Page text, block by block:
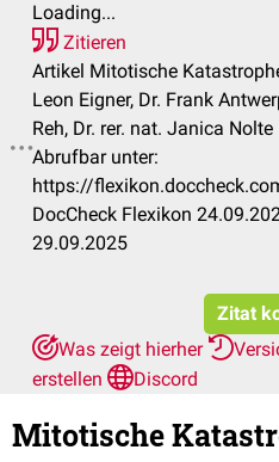
Loading...
Zitieren
Artikel Mitotische
Leon Eigner, Dr. Frank
Reh, Dr. rer. nat. Janica Nolte
Abrufbar unter:
https://
DocCheck Flexikon
29.09.2025
Zitat
Was zeigt hierher
erstellen
Discord
Mitotische